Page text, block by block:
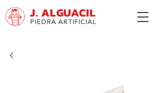
PIEDRA ARTIFICIAL
J. ALGUACIL